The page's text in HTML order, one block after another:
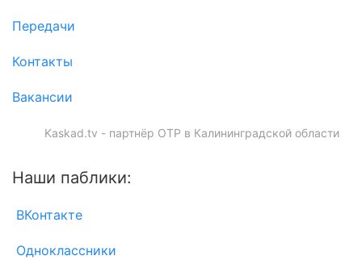
Передачи
Контакты
Вакансии
Kaskad.tv - партнёр ОТР в Калининградской области
Наши паблики:
ВКонтакте
Одноклассники